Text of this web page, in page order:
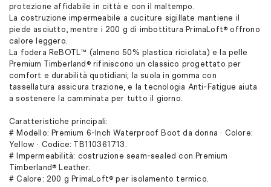
protezione affidabile in città e con il maltempo.
La costruzione impermeabile a cuciture sigillate mantiene il
piede asciutto, mentre i 200 g di imbottitura PrimaLoft® offrono
calore leggero.
La fodera ReBOTL™ (almeno 50% plastica riciclata) e la pelle
Premium Timberland® rifiniscono un classico progettato per
comfort e durabilità quotidiani; la suola in gomma con
tassellatura assicura trazione, e la tecnologia Anti-Fatigue aiuta
a sostenere la camminata per tutto il giorno.
Caratteristiche principali:
# Modello: Premium 6-Inch Waterproof Boot da donna · Colore:
Yellow · Codice: TB110361713.
# Impermeabilità: costruzione seam-sealed con Premium
Timberland® Leather.
# Calore: 200 g PrimaLoft® per isolamento termico.